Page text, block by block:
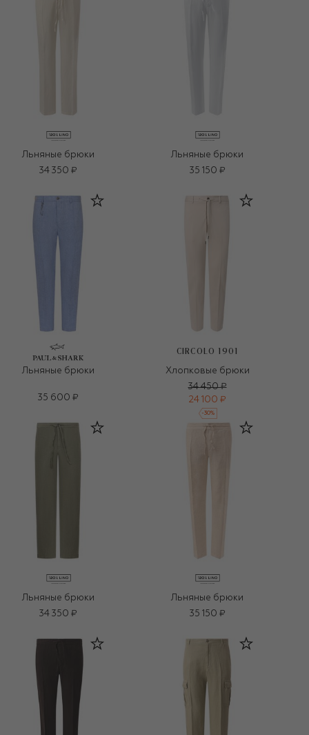
Льняные брюки
34 350 ₽
Льняные брюки
35 150 ₽
Льняные брюки
35 600 ₽
CIRCOLO 1901
Хлопковые брюки
34 450 ₽
24 100 ₽
-30%
Льняные брюки
34 350 ₽
Льняные брюки
35 150 ₽